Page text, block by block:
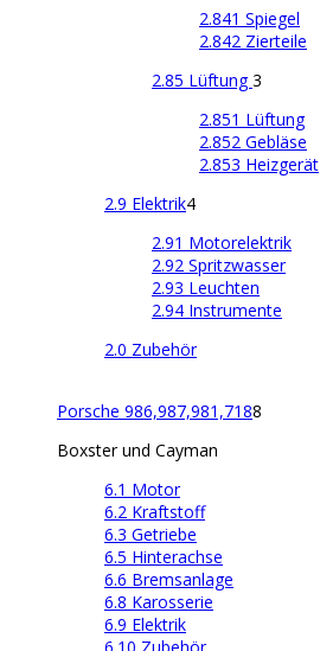
2.841 Spiegel
2.842 Zierteile
2.85 Lüftung3
2.851 Lüftung
2.852 Gebläse
2.853 Heizgerät
2.9 Elektrik4
2.91 Motorelektrik
2.92 Spritzwasser
2.93 Leuchten
2.94 Instrumente
2.0 Zubehör
Porsche 986,987,981,7188
Boxster und Cayman
6.1 Motor
6.2 Kraftstoff
6.3 Getriebe
6.5 Hinterachse
6.6 Bremsanlage
6.8 Karosserie
6.9 Elektrik